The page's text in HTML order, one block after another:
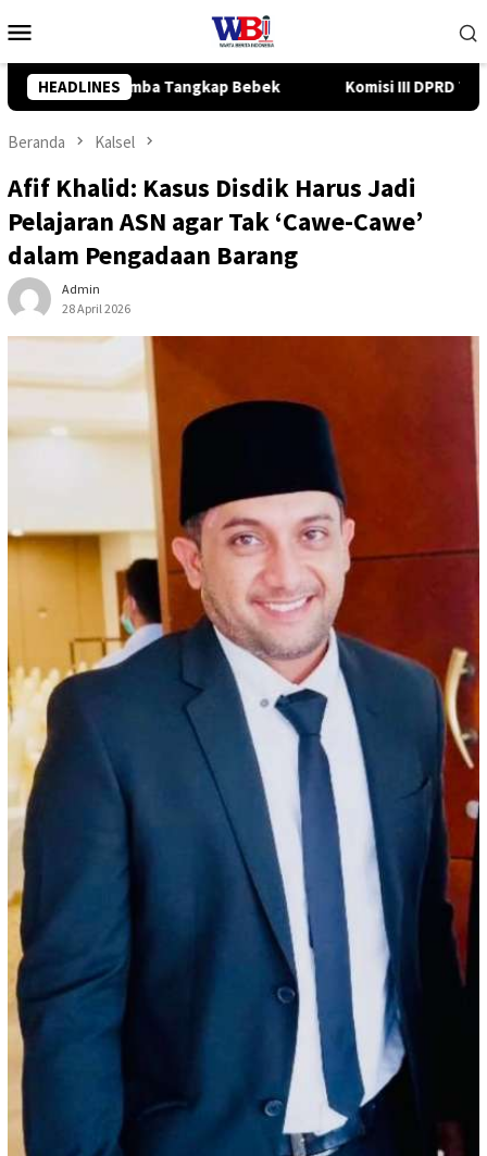
ke
Mobile
HEADLINES
III DPRD Tanah Bumbu Ajukan 5 Usulan Strategis ke BPJN
Beranda Kalsel
Afif Khalid: Kasus Disdik Harus Jadi
Pelajaran ASN agar Tak ‘Cawe-Cawe’
dalam Pengadaan Barang
Admin
28 April 2026